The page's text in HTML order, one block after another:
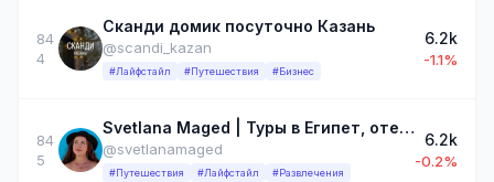
84
4
Сканди домик посуточно Казань
@scandi_kazan
#Лайфстайл #Путешествия #Бизнес
6.2k
-1.1%
84
5
Svetlana Maged | Туры в Египет, отельное закулисье
@svetlanamaged
#Путешествия #Лайфстайл #Развлечения
6.2k
-0.2%